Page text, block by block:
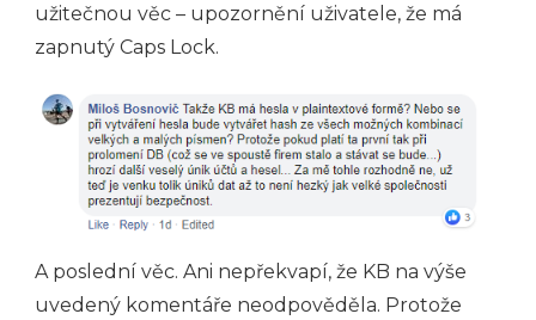
užitečnou věc – upozornění uživatele, že má
zapnutý Caps Lock.
A poslední věc. Ani nepřekvapí, že KB na výše
uvedený komentáře neodpověděla. Protože